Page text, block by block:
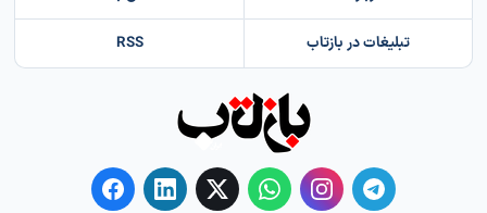
تبلیغات در بازتاب RSS